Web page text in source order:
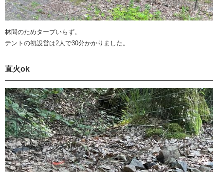
林間のためタープいらず。
テントの初設営は2人で30分かかりました。
直火ok